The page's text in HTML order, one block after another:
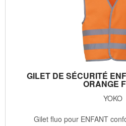
GILET DE SÉCURITÉ
ORANGE
YOKO
Gilet fluo pour ENFANT